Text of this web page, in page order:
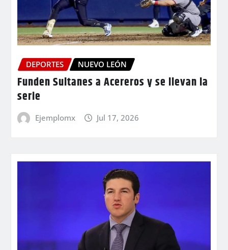
DEPORTES NUEVO LEÓN
Funden Sultanes a Acereros y se llevan la
serie
Ejemplomx Jul 17, 2026